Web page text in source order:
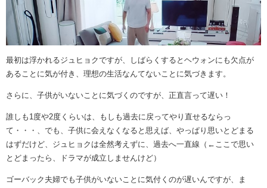
最初は浮かれるジュヒョクですが、しばらくするとヘウォンにも欠点が
あることに気が付き、理想の生活なんてないことに気づきます。
さらに、子供がいないことに気づくのですが、正直言って遅い！
誰しも1度や2度くらいは、もしも過去に戻ってやり直せるならっ
て・・・、でも、子供に会えなくなると思えば、やっぱり思いとどまる
はずだけど、ジュヒョクは全然考えずに、過去へ一直線（←ここで思い
とどまったら、ドラマが成立しませんけど）
ゴーバック夫婦でも子供がいないことに気付くのが遅いんですが、ま